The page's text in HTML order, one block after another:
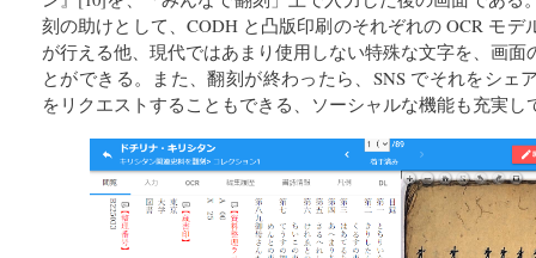
刻の助けとして、CODH と凸版印刷のそれぞれの OCR モデ
が行える他、現代ではあまり使用しない特殊な文字を、画
とができる。また、翻刻が終わったら、SNS でそれをシェ
をリクエストすることもできる、ソーシャルな機能も充実し